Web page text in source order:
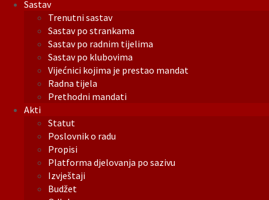
Sastav
Trenutni sastav
Sastav po strankama
Sastav po radnim tijelima
Sastav po klubovima
Vijećnici kojima je prestao mandat
Radna tijela
Prethodni mandati
Akti
Statut
Poslovnik o radu
Propisi
Platforma djelovanja po sazivu
Izvještaji
Budžet